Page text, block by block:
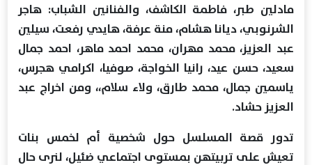
مادلين طبر، فاطمة الكاشف، والفنانين الشباب: هاجر
الشرنوبي، ديانا هشام، منة عرفة، هايدي رفعت، سيلين
عبد العزيز، محمد مهران، محمد احمد ماهر، احمد جمال
سعيد، حسن عيد، رانيا الخواجة، صوفيا، اكرامي هجرس،
ياسمين جمال، محمد طارق، ولاء سلام،، ومن اخراج عبد
العزيز حشاد.
تدور قصة المسلسل حول شخصية أم لخمس بنات
تعيش على تربيتهن بمستوى اجتماعي ضئيل، لنرى حال